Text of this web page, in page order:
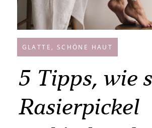
GLATTE, SCHÖNE HAUT
5 Tipps, wie
Rasierpickel